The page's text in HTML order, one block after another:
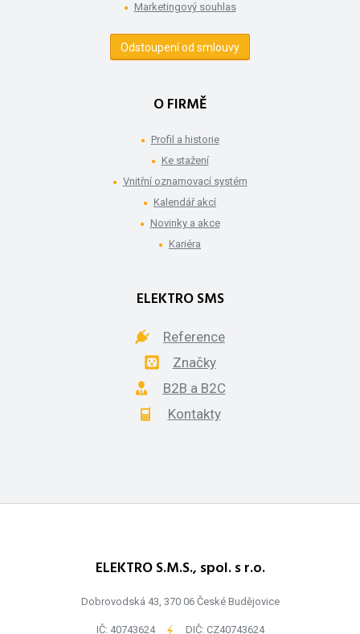
Marketingový souhlas
Odstoupení od smlouvy
O FIRMĚ
Profil a historie
Ke stažení
Vnitřní oznamovací systém
Kalendář akcí
Novinky a akce
Kariéra
ELEKTRO SMS
Reference
Značky
B2B a B2C
Kontakty
ELEKTRO S.M.S., spol. s r.o.
Dobrovodská 43, 370 06 České Budějovice
IČ: 40743624 - DIČ: CZ40743624